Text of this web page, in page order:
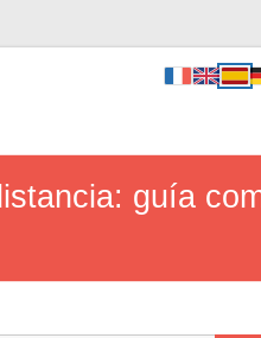
guía